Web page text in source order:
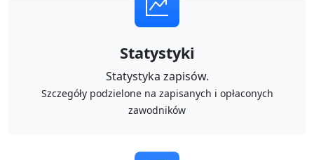
Statystyki
Statystyka zapisów.
Szczegóły podzielone na zapisanych i opłaconych
zawodników